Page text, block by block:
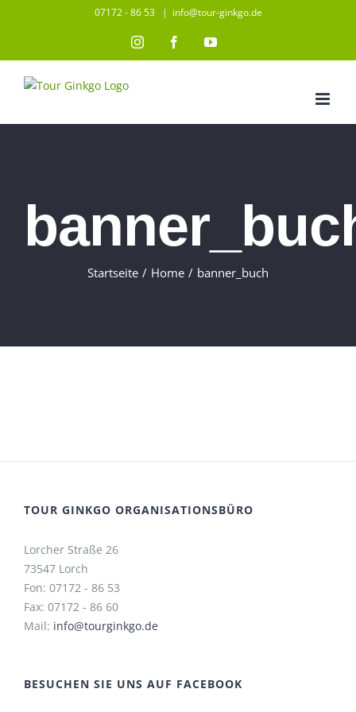
07172 - 86 53 | info@tour-ginkgo.de
InstagramFacebookYouTube
Startseite / Home / banner_buch
TOUR GINKGO ORGANISATIONSBÜRO
Lorcher Straße 26
73547 Lorch
Fon: 07172 - 86 53
Fax: 07172 - 86 60
Mail: info@tourginkgo.de
BESUCHEN SIE UNS AUF FACEBOOK